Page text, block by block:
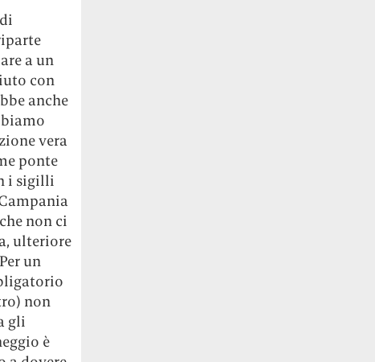
a un
con
anche
vera
ponte
i sigilli
non ci
ulteriore
un
non
gli
è